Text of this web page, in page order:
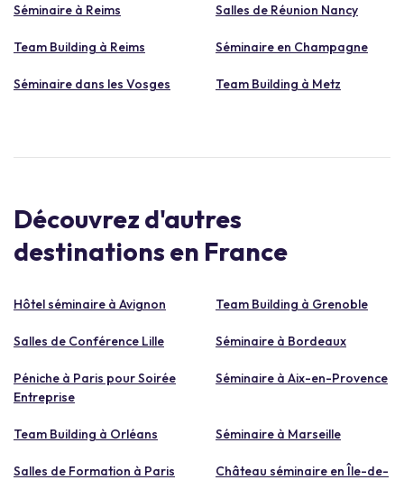
Séminaire à Reims Salles de Réunion Nancy
Team Building à Reims Séminaire en Champagne
Séminaire dans les Vosges Team Building à Metz
Découvrez d'autres
destinations en France
Hôtel séminaire à Avignon Team Building à Grenoble
Salles de Conférence Lille Séminaire à Bordeaux
Péniche à Paris pour Soirée
Entreprise
Séminaire à Aix-en-Provence
Team Building à Orléans Séminaire à Marseille
Salles de Formation à Paris
Château séminaire en Île-de-